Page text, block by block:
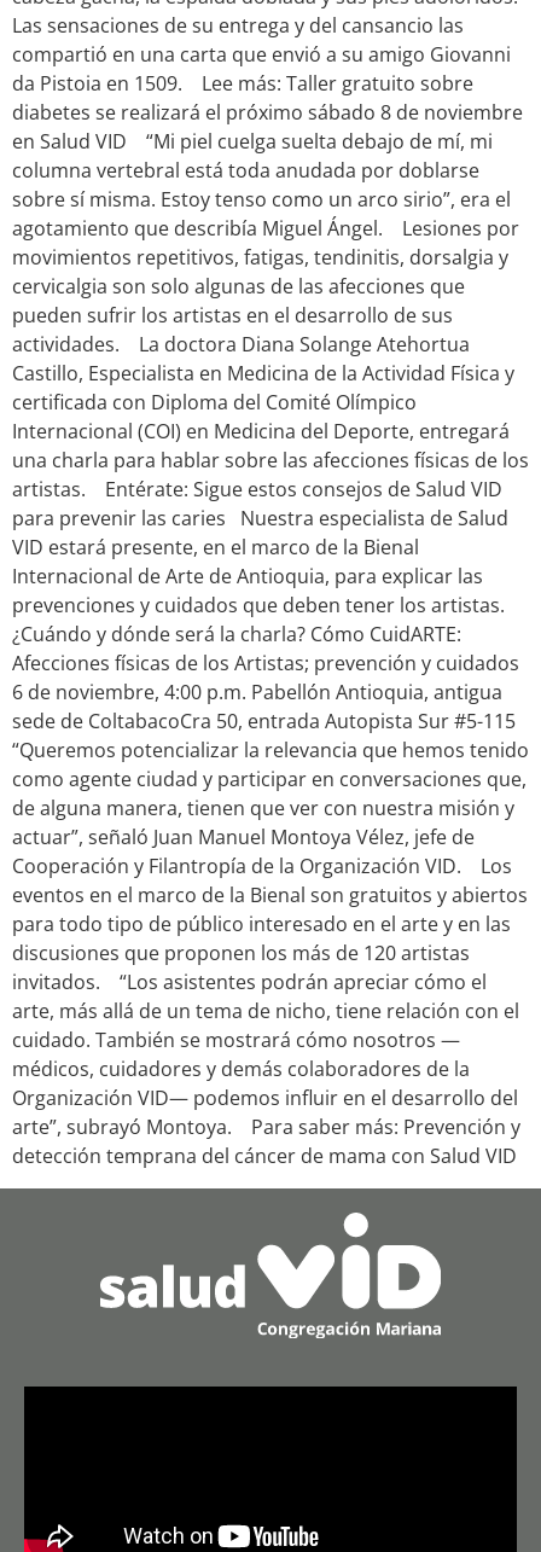
Las sensaciones de su entrega y del cansancio las
compartió en una carta que envió a su amigo Giovanni
da Pistoia en 1509. Lee más: Taller gratuito sobre
diabetes se realizará el próximo sábado 8 de noviembre
en Salud VID “Mi piel cuelga suelta debajo de mí, mi
columna vertebral está toda anudada por doblarse
sobre sí misma. Estoy tenso como un arco sirio”, era el
agotamiento que describía Miguel Ángel. Lesiones por
movimientos repetitivos, fatigas, tendinitis, dorsalgia y
cervicalgia son solo algunas de las afecciones que
pueden sufrir los artistas en el desarrollo de sus
actividades. La doctora Diana Solange Atehortua
Castillo, Especialista en Medicina de la Actividad Física y
certificada con Diploma del Comité Olímpico
Internacional (COI) en Medicina del Deporte, entregará
una charla para hablar sobre las afecciones físicas de los
artistas. Entérate: Sigue estos consejos de Salud VID
para prevenir las caries Nuestra especialista de Salud
VID estará presente, en el marco de la Bienal
Internacional de Arte de Antioquia, para explicar las
prevenciones y cuidados que deben tener los artistas.
¿Cuándo y dónde será la charla? Cómo CuidARTE:
Afecciones físicas de los Artistas; prevención y cuidados
6 de noviembre, 4:00 p.m. Pabellón Antioquia, antigua
sede de ColtabacoCra 50, entrada Autopista Sur #5-115
“Queremos potencializar la relevancia que hemos tenido
como agente ciudad y participar en conversaciones que,
de alguna manera, tienen que ver con nuestra misión y
actuar”, señaló Juan Manuel Montoya Vélez, jefe de
Cooperación y Filantropía de la Organización VID. Los
eventos en el marco de la Bienal son gratuitos y abiertos
para todo tipo de público interesado en el arte y en las
discusiones que proponen los más de 120 artistas
invitados. “Los asistentes podrán apreciar cómo el
arte, más allá de un tema de nicho, tiene relación con el
cuidado. También se mostrará cómo nosotros —
médicos, cuidadores y demás colaboradores de la
Organización VID— podemos influir en el desarrollo del
arte”, subrayó Montoya. Para saber más: Prevención y
detección temprana del cáncer de mama con Salud VID